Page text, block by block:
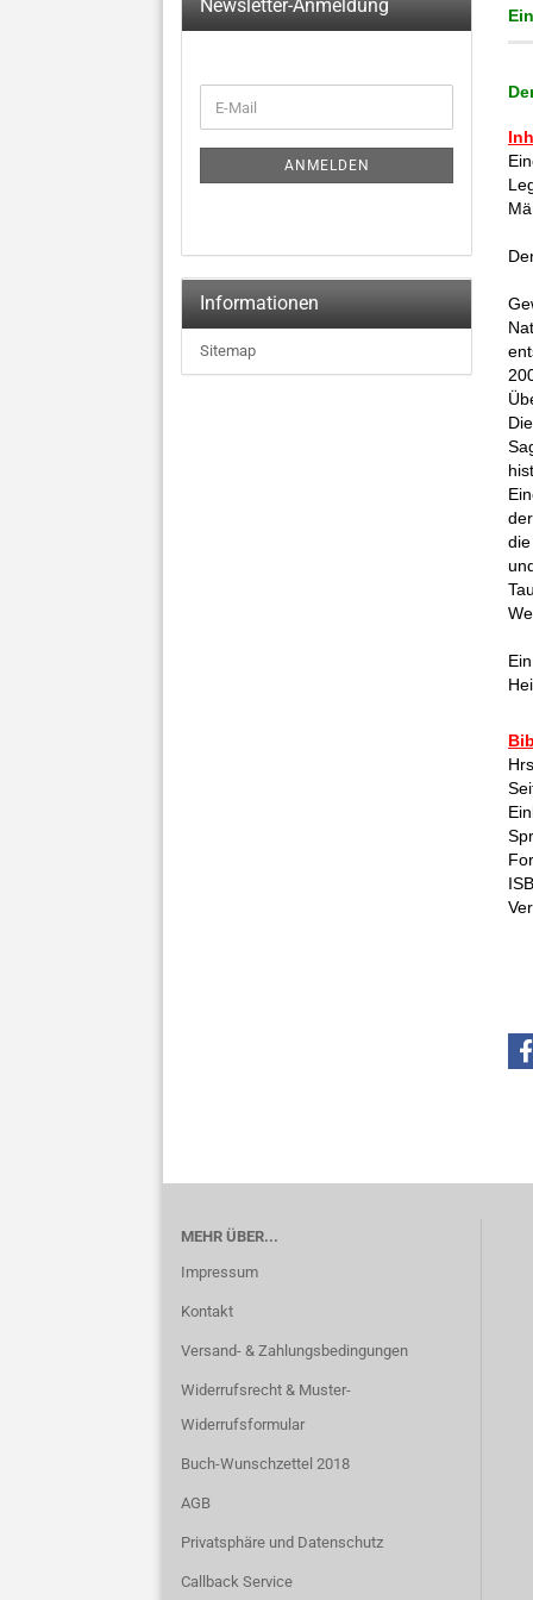
Newsletter-Anmeldung
ZUR
ANMELDUNG
E-
Mail
ANMELDEN
Informationen
Sitemap
MEHR ÜBER...
Impressum
Kontakt
Versand- & Zahlungsbedingungen
Widerrufsrecht & Muster-
Widerrufsformular
Buch-Wunschzettel 2018
AGB
Privatsphäre und Datenschutz
Callback Service